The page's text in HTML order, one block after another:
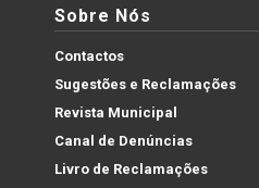
Sobre Nós
Contactos
Sugestões e Reclamações
Revista Municipal
Canal de Denúncias
Livro de Reclamações